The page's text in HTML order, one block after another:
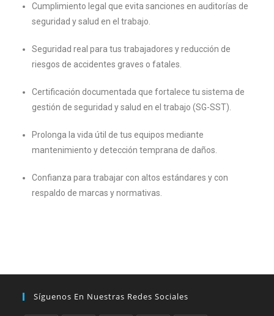
Cumplimiento legal que evita sanciones en auditorías de
seguridad y salud en el trabajo.
Seguridad real para tus trabajadores y reducción de
riesgos de accidentes graves o fatales.
Certificación documentada que fortalece tu sistema de
gestión de seguridad y salud en el trabajo (SG-SST).
Prolonga la vida útil de tus equipos mediante
mantenimiento y detección temprana de daños.
Confianza para trabajar con altos estándares y con
respaldo de marcas y normativas.
Síguenos En Nuestras Redes Sociales